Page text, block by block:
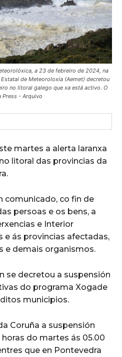
a 23 de febreiro de 2024, na
Estatal de Meteoroloxía (Aemet) decretou
no litoral galego que xa está activo. O
Press - Arquivo
martes a alerta laranxa
litoral das provincias da
comunicado, co fin de
persoas e os bens, a
e Interior
e ás provincias afectadas,
e demais organismos.
se decretou a suspensión
do programa Xogade
municipios.
Coruña a suspensión
do martes ás 05.00
que en Pontevedra